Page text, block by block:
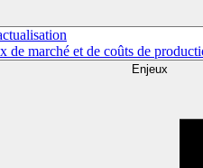
de marché et de coûts de
Enjeux